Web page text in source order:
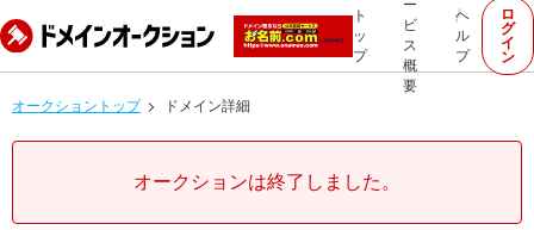
ト
ッ
プ
ー
ビ
ス
概
要
ヘ
ル
プ
ロ
グ
イ
ン
オークショントップ ドメイン詳細
オークションは終了しました。